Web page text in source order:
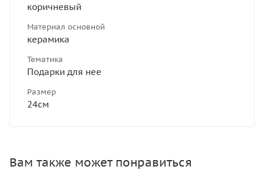
коричневый
Материал основной
керамика
Тематика
Подарки для нее
Размер
24см
Вам также может понравиться